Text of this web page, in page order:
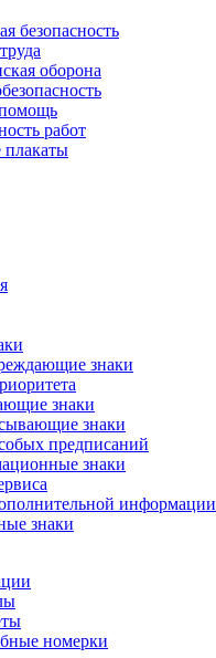
безопасность
оборона
работ
плакаты
знаки
знаки
знаки
предписаний
знаки
информации
знаки
номерки